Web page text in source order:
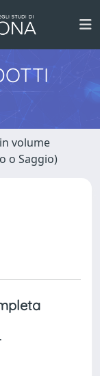
volume
o Saggio)